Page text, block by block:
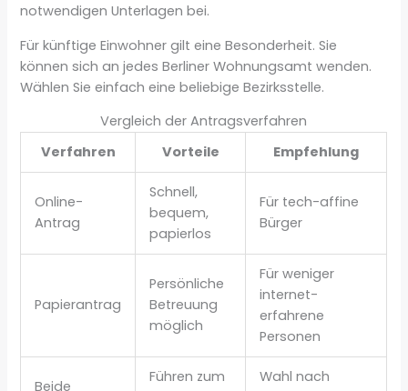
notwendigen Unterlagen bei.
Für künftige Einwohner gilt eine Besonderheit. Sie
können sich an jedes Berliner Wohnungsamt wenden.
Wählen Sie einfach eine beliebige Bezirksstelle.
Vergleich der Antragsverfahren
Verfahren
Vorteile Empfehlung
Online-
Antrag
Schnell,
bequem,
papierlos
Für tech-affine
Bürger
Papierantrag
Persönliche
Betreuung
möglich
Für weniger
internet-
erfahrene
Personen
Beide
Führen zum
Wahl nach